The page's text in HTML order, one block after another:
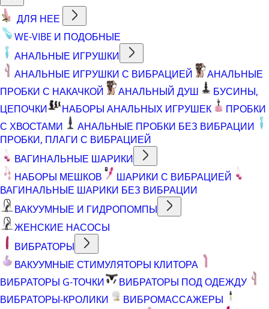
ДЛЯ НЕЕ
WE-VIBE И ПОДОБНЫЕ
АНАЛЬНЫЕ ИГРУШКИ
АНАЛЬНЫЕ ИГРУШКИ С ВИБРАЦИЕЙ
АНАЛЬНЫЕ
ПРОБКИ С НАКАЧКОЙ
АНАЛЬНЫЙ ДУШ
БУСИНЫ,
ЦЕПОЧКИ
НАБОРЫ АНАЛЬНЫХ ИГРУШЕК
ПРОБКИ
С ХВОСТАМИ
АНАЛЬНЫЕ ПРОБКИ БЕЗ ВИБРАЦИИ
ПРОБКИ, ПЛАГИ С ВИБРАЦИЕЙ
ВАГИНАЛЬНЫЕ ШАРИКИ
НАБОРЫ МЕШКОВ
ШАРИКИ С ВИБРАЦИЕЙ
ВАГИНАЛЬНЫЕ ШАРИКИ БЕЗ ВИБРАЦИИ
ВАКУУМНЫЕ И ГИДРОПОМПЫ
ЖЕНСКИЕ НАСОСЫ
ВИБРАТОРЫ
ВАКУУМНЫЕ СТИМУЛЯТОРЫ КЛИТОРА
ВИБРАТОРЫ G-ТОЧКИ
ВИБРАТОРЫ ПОД ОДЕЖДУ
ВИБРАТОРЫ-КРОЛИКИ
ВИБРОМАССАЖЕРЫ